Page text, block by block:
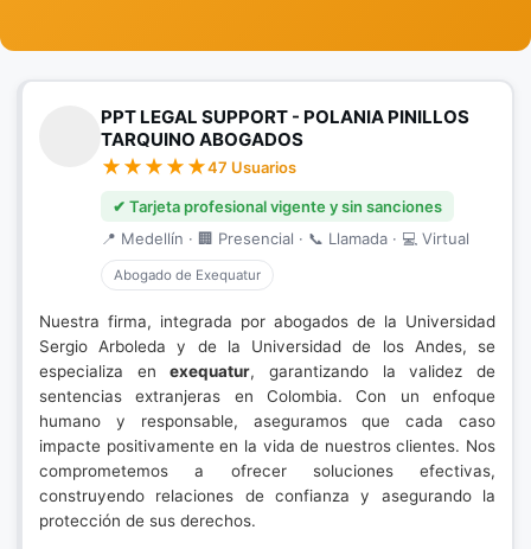
PPT LEGAL SUPPORT - POLANIA PINILLOS
TARQUINO ABOGADOS
47 Usuarios
✔ Tarjeta profesional vigente y sin sanciones
📍 Medellín · 🏢 Presencial · 📞 Llamada · 💻 Virtual
Abogado de Exequatur
Nuestra firma, integrada por abogados de la Universidad
Sergio Arboleda y de la Universidad de los Andes, se
especializa enexequatur, garantizando la validez de
sentencias extranjeras en Colombia. Con un enfoque
humano y responsable, aseguramos que cada caso
impacte positivamente en la vida de nuestros clientes. Nos
comprometemos a ofrecer soluciones efectivas,
construyendo relaciones de confianza y asegurando la
protección de sus derechos.